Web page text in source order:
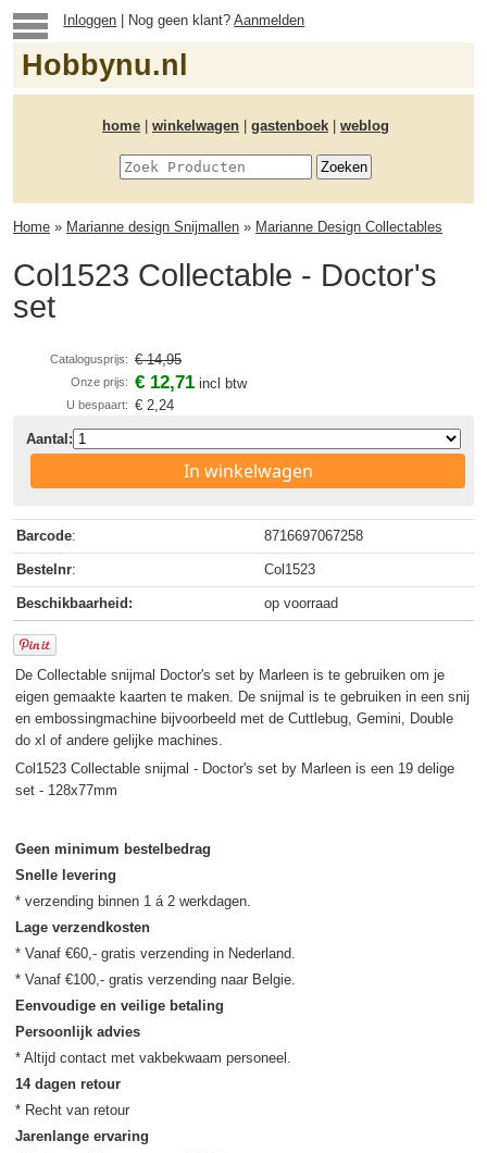
Inloggen | Nog geen klant?Aanmelden
Hobbynu.nl
home winkelwagen gastenboek weblog
Home » Marianne design Snijmallen » Marianne Design Collectables
Col1523 Collectable - Doctor's
set
Catalogusprijs: € 14,95
Onze prijs: € 12,71 incl btw
U bespaart: € 2,24
Aantal:
In winkelwagen
Barcode: 8716697067258
Bestelnr: Col1523
Beschikbaarheid: op voorraad
De Collectable snijmal Doctor's set by Marleen is te gebruiken om je
eigen gemaakte kaarten te maken. De snijmal is te gebruiken in een snij
en embossingmachine bijvoorbeeld met de Cuttlebug, Gemini, Double
do xl of andere gelijke machines.
Col1523 Collectable snijmal - Doctor's set by Marleen is een 19 delige
set - 128x77mm
Geen minimum bestelbedrag
Snelle levering
Lage verzendkosten
* Vanaf €60,- gratis verzending in Nederland.
Eenvoudige en veilige betaling
Persoonlijk advies
14 dagen retour
Jarenlange ervaring